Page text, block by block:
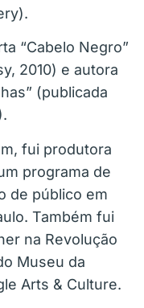
“Cabelo Negro”
2010) e autora
(publicada
fui produtora
programa de
de público em
Também fui
na Revolução
Museu da
Arts & Culture.